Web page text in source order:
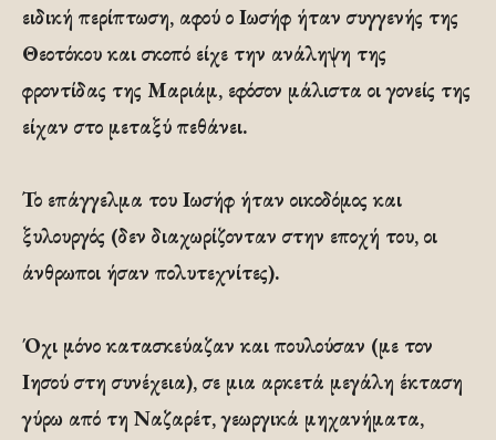
ειδική περίπτωση, αφού ο Ιωσήφ ήταν συγγενής της
Θεοτόκου και σκοπό είχε την ανάληψη της
φροντίδας της Μαριάμ, εφόσον μάλιστα οι γονείς της
είχαν στο μεταξύ πεθάνει.
Το επάγγελμα του Ιωσήφ ήταν οικοδόμος και
ξυλουργός (δεν διαχωρίζονταν στην εποχή του, οι
άνθρωποι ήσαν πολυτεχνίτες).
Όχι μόνο κατασκεύαζαν και πουλούσαν (με τον
Ιησού στη συνέχεια), σε μια αρκετά μεγάλη έκταση
γύρω από τη Ναζαρέτ, γεωργικά μηχανήματα,